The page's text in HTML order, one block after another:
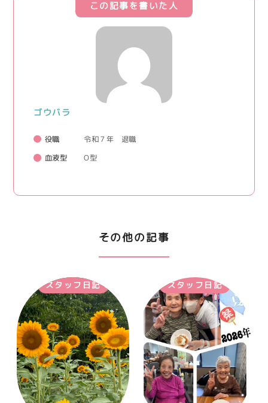
この記事を書いた人
ゴウバラ
役職 令和７年 退職
血液型 O型
その他の記事
スタッフ日記 スタッフ日記